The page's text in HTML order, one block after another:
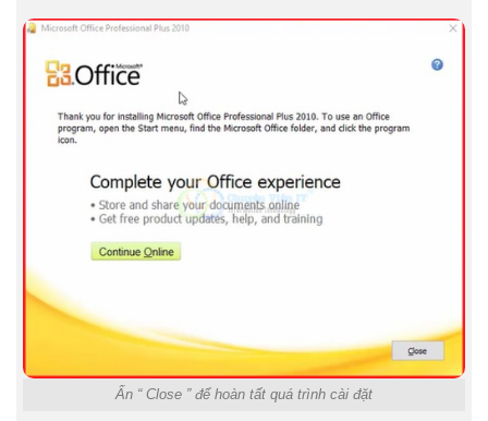
Ấn “ Close ” để hoàn tất quá trình cài đặt